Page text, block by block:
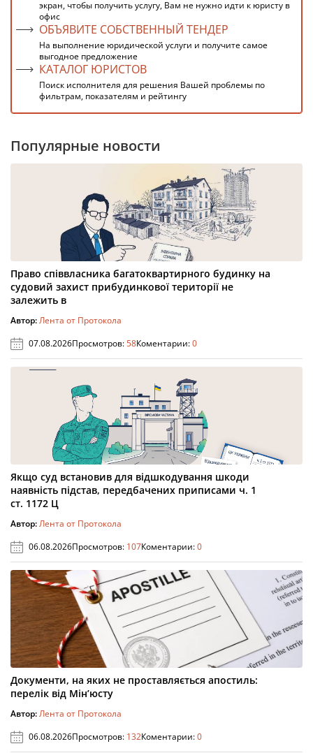
экран, чтобы получить услугу, Вам не нужно идти к юристу в
офис
ОБЪЯВИТЕ СОБСТВЕННЫЙ ТЕНДЕР
На выполнение юридической услуги и получите самое
выгодное предложение
КАТАЛОГ ЮРИСТОВ
Поиск исполнителя для решения Вашей проблемы по
фильтрам, показателям и рейтингу
Популярные новости
Право співвласника багатоквартирного будинку на
судовий захист прибудинкової території не
залежить в
Автор:Лента от Протокола
07.08.2026Просмотров:58Коментарии:0
Якщо суд встановив для відшкодування шкоди
наявність підстав, передбачених приписами ч. 1
ст. 1172 Ц
Автор:Лента от Протокола
06.08.2026Просмотров: 107Коментарии:0
Документи, на яких не проставляється апостиль:
перелік від Мін’юсту
Автор:Лента от Протокола
06.08.2026Просмотров: 132Коментарии:0